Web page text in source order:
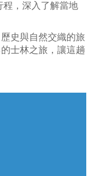
程，深入了解當地
史與自然交織的旅
士林之旅，讓這趟